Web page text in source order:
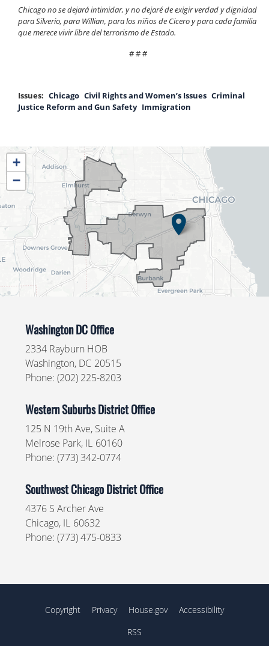
Chicago no se dejará intimidar, y no dejaré de exigir verdad y dignidad
para Silverio, para Willian, para los niños de Cicero y para cada familia
que merece vivir libre del terrorismo de Estado.
# # #
Issues: Chicago Civil Rights and Women’s Issues Criminal
Justice Reform and Gun Safety Immigration
IL04
District
Map
+
−
Washington DC Office
2334 Rayburn HOB
Washington, DC20515
Phone: (202) 225-8203
Western Suburbs District Office
125 N 19th Ave, Suite A
Melrose Park, IL60160
Phone: (773) 342-0774
Southwest Chicago District Office
4376 S Archer Ave
Chicago, IL60632
Phone: (773) 475-0833
Copyright Privacy House.gov
Accessibility
RSS